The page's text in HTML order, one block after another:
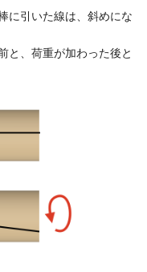
に引いた線は、斜めにな
と、荷重が加わった後と